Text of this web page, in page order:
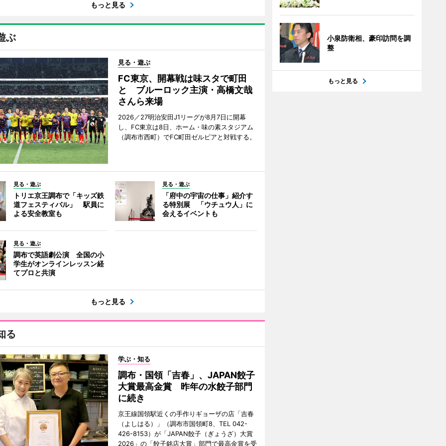
もっと見る
ぶ
見る・遊ぶ
FC東京、開幕戦は味スタで町田
と ブルーロック主演・高橋文哉
さんら来場
2026／27明治安田J1リーグが8月7日に開幕
し、FC東京は8日、ホーム・味の素スタジアム
（調布市西町）でFC町田ゼルビアと対戦する。
見る・遊ぶ
トリエ京王調布で「キッズ鉄
道フェスティバル」 駅員に
よる安全教室も
見る・遊ぶ
「府中の宇宙の仕事」紹介す
る特別展 「ウチュウ人」に
会えるイベントも
見る・遊ぶ
調布で英語劇公演 全国の小
学生がオンラインレッスン経
てプロと共演
もっと見る
る
学ぶ・知る
調布・国領「吉春」、JAPAN餃子
大賞最高金賞 昨年の水餃子部門
に続き
京王線国領駅近くの手作りギョーザの店「吉春
（よしはる）」（調布市国領町8、TEL 042-
426-8153）が「JAPAN餃子（ぎょうざ）大賞
2026」の「餃子銘店大賞」部門で最高金賞を受
小泉防衛相、豪印訪問を調
整
もっと見る